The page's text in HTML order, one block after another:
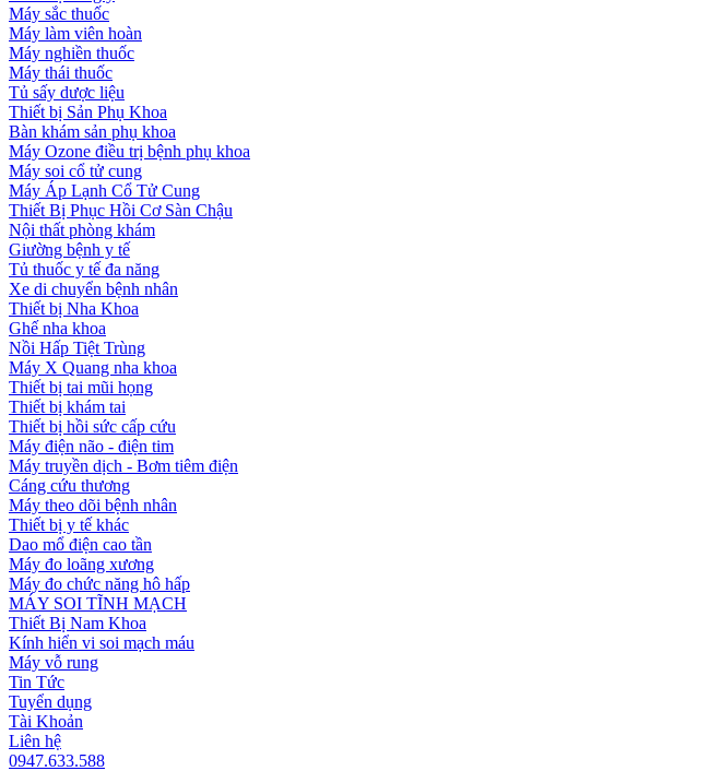
Máy sắc thuốc
Máy làm viên hoàn
Máy nghiền thuốc
Máy thái thuốc
Tủ sấy dược liệu
Thiết bị Sản Phụ Khoa
Bàn khám sản phụ khoa
Máy Ozone điều trị bệnh phụ khoa
Máy soi cổ tử cung
Máy Áp Lạnh Cổ Tử Cung
Thiết Bị Phục Hồi Cơ Sàn Chậu
Nội thất phòng khám
Giường bệnh y tế
Tủ thuốc y tế đa năng
Xe di chuyển bệnh nhân
Thiết bị Nha Khoa
Ghế nha khoa
Nồi Hấp Tiệt Trùng
Máy X Quang nha khoa
Thiết bị tai mũi họng
Thiết bị khám tai
Thiết bị hồi sức cấp cứu
Máy điện não - điện tim
Máy truyền dịch - Bơm tiêm điện
Cáng cứu thương
Máy theo dõi bệnh nhân
Thiết bị y tế khác
Dao mổ điện cao tần
Máy đo loãng xương
Máy đo chức năng hô hấp
MÁY SOI TĨNH MẠCH
Thiết Bị Nam Khoa
Kính hiển vi soi mạch máu
Máy vỗ rung
Tin Tức
Tuyển dụng
Tài Khoản
Liên hệ
0947.633.588